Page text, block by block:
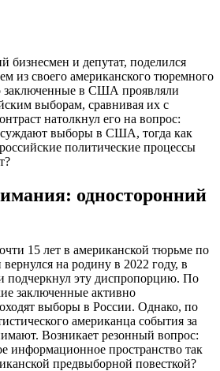
бизнесмен и депутат, поделился
из своего американского тюремного
заключенные в США проявляли
выборам, сравнивая их с
натолкнул его на вопрос:
выборы в США, тогда как
политические процессы
односторонний
15 лет в американской тюрьме по
на родину в 2022 году, в
эту диспропорцию. По
заключенные активно
выборы в России. Однако, по
американца события за
Возникает резонный вопрос:
информационное пространство так
предвыборной повесткой?